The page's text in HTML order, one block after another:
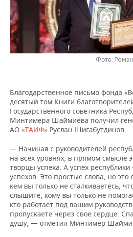
НЕФТЕХИМИЯ
НЕФТЬ
ОПК
РОЗНИЧНАЯ ТОРГОВЛЯ
ТРАНСПОРТ
НОВОСТИ ТЕХНОЛОГИЙ
IT
МЕРОПРИЯТИЯ
НОВОСТИ МЕРОПРИЯТИЙ
ВЫЕЗДНАЯ РЕДАКЦИЯ
ONLINE-КОНФЕРЕНЦИИ
ОТКРЫТАЯ ЛЕКЦИЯ
СПОРТ
ХОККЕЙ
БАСКЕТБОЛ
ВОЛЕЙБОЛ
КИБЕРСПОРТ
ФИГУРНОЕ КАТАНИЕ
ВОДНЫЕ ВИДЫ СПОРТА
ВЛАСТЬ
ИНФРАСТРУКТУРА
ИСТОРИЯ
КУЛЬТУРА
МЕДИЦИНА
ОБРАЗОВАНИЕ
СЮЖЕТЫ
СПРАВОЧНИК
СПИСОК ПЕРСОН
СПИСОК КОМПАНИЙ
ПОЛНАЯ ВЕРСИЯ
Фото:
Благодарственное письмо фонда
десятый том Книги
Государственного советника
Минтимера Шаймиева получил
АО «ТАИФ» Руслан Шигабутдинов.
— Начиная с руководителей
на всех уровнях, в прямом смысле
творцы успеха. А успех
успехов. Это простые слова, но
кем вы только не сталкиваетесь,
слышите, кому вы только не
кто работает под вашим
пропускаете через свое сердце.
душу, — отметил Минтимер